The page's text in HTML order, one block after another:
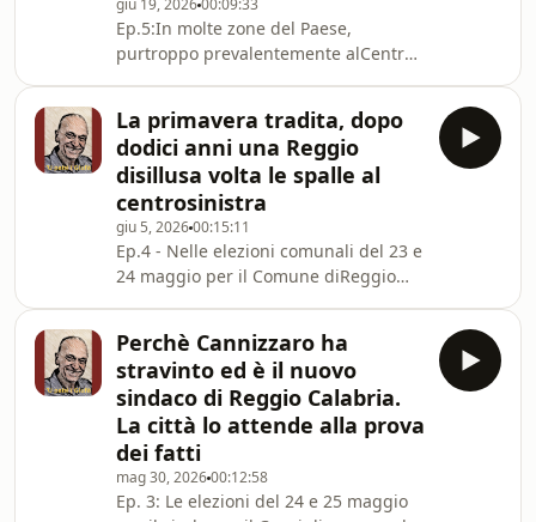
rifiuti.L’iniziativa è la prima assunta
dal nuovo sindaco e riscuoteun
notevole consenso. Naturalmente non
mancano le critiche, legate sopra
giu 19, 202600:09:33
Ep.5:In molte zone del Paese,
purtroppo prevalentemente alCentro-
comfort grazie ai treni ad alta
velocità. Oltre a velocizzare gli
spostamenti, l’alta velocità ha un
impatto positivo sull’economia delle
zone interessate.Tutti gli studi e le
analisi effettuati danno atto che
essadetermina mediamente un
incremento del PIL dei territori i
La primavera tradita, dopo
dodici anni una Reggio
disillusa volta le spalle al
centrosinistra
giu 5, 202600:15:11
Ep.4 - Nelle elezioni comunali del 23 e
24 maggio per il Comune diReggio
ha surclassato quello del
centrosinistra, Domenico Battaglia.
Un risultato atteso. L’esito del voto
esprime, infatti, il giudizio della città
su oltredodici anni di gestione del
centrosinistra a guida Giuseppe
Falcomatà.Falcomatà è il figlio di Italo,
Perchè Cannizzaro ha
stravinto ed è il nuovo
sindaco di Reggio Calabria.
La città lo attende alla prova
dei fatti
mag 30, 202600:12:58
Ep. 3: Le elezioni del 24 e 25 maggio